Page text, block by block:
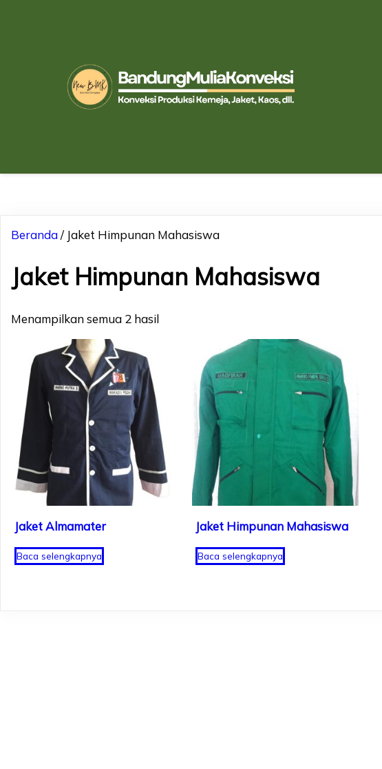
Beranda/ Jaket Himpunan Mahasiswa
Jaket Himpunan Mahasiswa
Menampilkan semua 2 hasil
Jaket Almamater
Baca selengkapnya
Jaket Himpunan Mahasiswa
Baca selengkapnya